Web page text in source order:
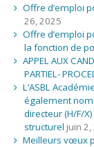
Offre d’emploi
26, 2025
Offre d’emploi
la fonction de
APPEL AUX
PARTIEL-
L’ASBL
également
directeur (H/F/
structurel juin
Meilleurs vœux